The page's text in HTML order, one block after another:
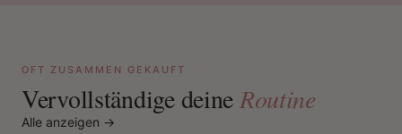
OFT ZUSAMMEN GEKAUFT
Vervollständige deineRoutine
Alle anzeigen →